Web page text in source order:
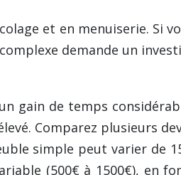
et en menuiserie. Si
demande un
gain de temps
Comparez plusieurs
simple peut varier de
(500€ à 1500€), en